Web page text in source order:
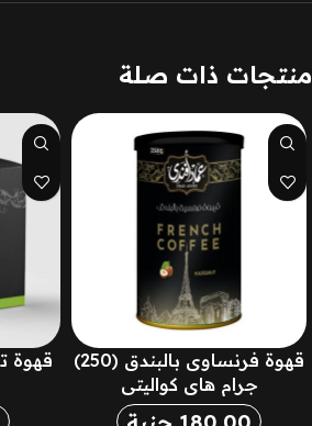
منتجات ذات صلة
قهوة فرنساوى بالبندق (250)
جرام هاي كواليتي